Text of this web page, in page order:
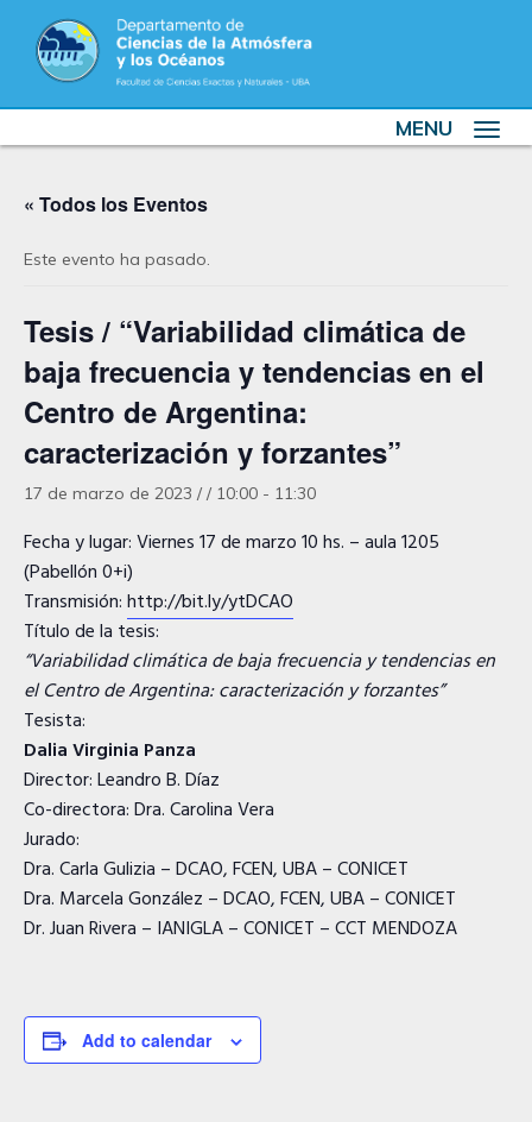
Toggle
MENU
« Todos los Eventos
Este evento ha pasado.
Tesis / “Variabilidad climática de
baja frecuencia y tendencias en el
Centro de Argentina:
caracterización y forzantes”
17 de marzo de 2023 / / 10:00 - 11:30
Fecha y lugar: Viernes 17 de marzo 10 hs. – aula 1205
(Pabellón 0+i)
Transmisión:http://bit.ly/ytDCAO
Título de la tesis:
“Variabilidad climática de baja frecuencia y tendencias en
el Centro de Argentina: caracterización y forzantes”
Tesista:
Dalia Virginia Panza
Director: Leandro B. Díaz
Co-directora: Dra. Carolina Vera
Jurado:
Dra. Carla Gulizia – DCAO, FCEN, UBA – CONICET
Dra. Marcela González – DCAO, FCEN, UBA – CONICET
Dr. Juan Rivera – IANIGLA – CONICET – CCT MENDOZA
Add to calendar